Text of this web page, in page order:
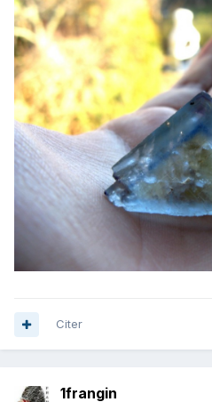
Citer
1frangin